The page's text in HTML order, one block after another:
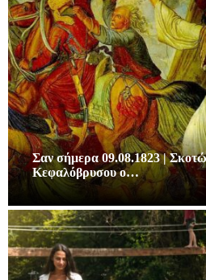
Σαν σήμερα 09.08.1823 |
Κεφαλόβρυσου ο…